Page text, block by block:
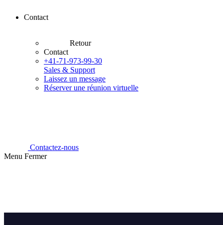
Contact
Retour
Contact
+41-71-973-99-30
Sales & Support
Laissez un message
Réserver une réunion virtuelle
Contactez-nous
Menu Fermer